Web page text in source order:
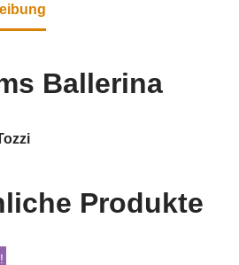
Ballerina
Produkte